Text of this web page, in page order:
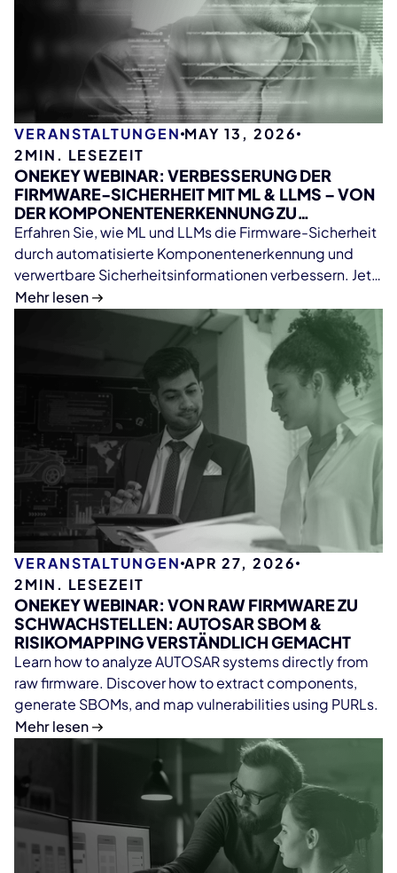
VERANSTALTUNGEN MAY 13, 2026
2MIN. LESEZEIT
ONEKEY WEBINAR: VERBESSERUNG DER
FIRMWARE-SICHERHEIT MIT ML & LLMS – VON
DER KOMPONENTENERKENNUNG ZU
VERWERTBAREN
SICHERHEITSINFORMATIONEN
Erfahren Sie, wie ML und LLMs die Firmware-Sicherheit
durch automatisierte Komponentenerkennung und
verwertbare Sicherheitsinformationen verbessern. Jetzt
registrieren.
Mehr lesen
VERANSTALTUNGEN APR 27, 2026
2MIN. LESEZEIT
ONEKEY WEBINAR: VON RAW FIRMWARE ZU
SCHWACHSTELLEN: AUTOSAR SBOM &
RISIKOMAPPING VERSTÄNDLICH GEMACHT
Learn how to analyze AUTOSAR systems directly from
raw firmware. Discover how to extract components,
generate SBOMs, and map vulnerabilities using PURLs.
Mehr lesen